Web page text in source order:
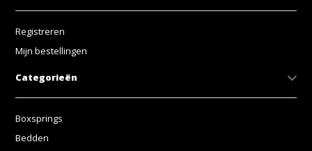
Registreren
Mijn bestellingen
Categorieën
Boxsprings
Bedden